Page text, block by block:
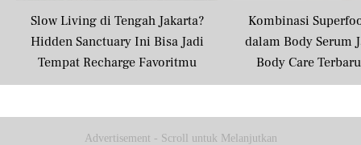
Slow Living di Tengah Jakarta?
Hidden Sanctuary Ini Bisa Jadi
Tempat Recharge Favoritmu
Kombinasi
dalam Body Serum
Body Care
Masyarakat
Advertisement - Scroll untuk Melanjutkan